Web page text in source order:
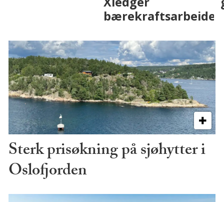
Sterk prisøkning på sjøhytter i
Oslofjorden